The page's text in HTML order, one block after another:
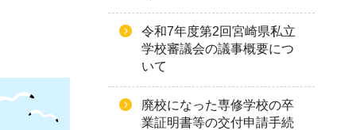
令和7年度第2回宮崎県私立
学校審議会の議事概要につ
いて
廃校になった専修学校の卒
業証明書等の交付申請手続